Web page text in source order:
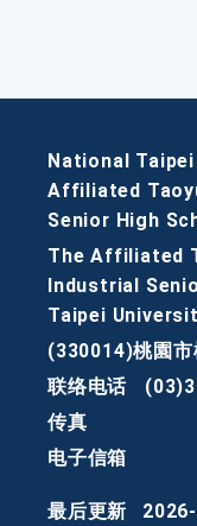
National
Affiliated
Senior High
The Affiliated
Industrial
Taipei
(330014)桃園
联络电话
传真
电子信箱
最后更新